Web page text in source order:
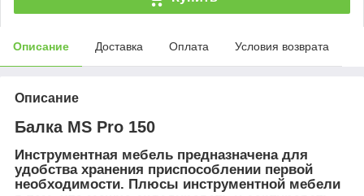
Описание Доставка Оплата Условия возврата
Описание
Балка MS Pro 150
Инструментная мебель предназначена для
удобства хранения приспособлении первой
необходимости. Плюсы инструментной мебели